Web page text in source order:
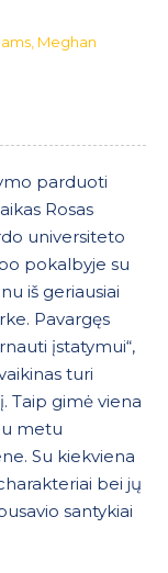
Meghan
parduoti
Rosas
universiteto
pokalbyje su
iš geriausiai
Pavargęs
įstatymui“,
turi
Taip gimė viena
metu
Su kiekviena
bei jų
santykiai